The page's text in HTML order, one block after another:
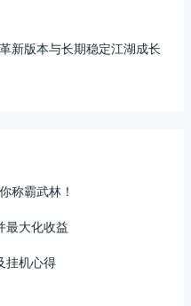
新版本与长期稳定江湖成长
称霸武林！
最大化收益
挂机心得